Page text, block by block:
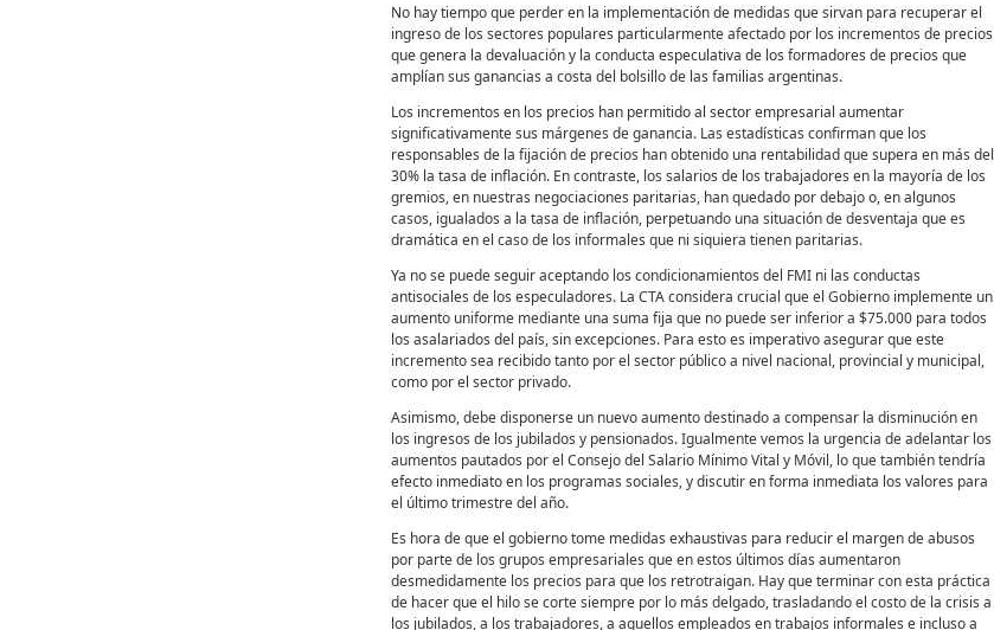
No hay tiempo que perder en la implementación de medidas que sirvan para recuperar el
ingreso de los sectores populares particularmente afectado por los incrementos de precios
que genera la devaluación y la conducta especulativa de los formadores de precios que
amplían sus ganancias a costa del bolsillo de las familias argentinas.
Los incrementos en los precios han permitido al sector empresarial aumentar
significativamente sus márgenes de ganancia. Las estadísticas confirman que los
responsables de la fijación de precios han obtenido una rentabilidad que supera en más del
30% la tasa de inflación. En contraste, los salarios de los trabajadores en la mayoría de los
gremios, en nuestras negociaciones paritarias, han quedado por debajo o, en algunos
casos, igualados a la tasa de inflación, perpetuando una situación de desventaja que es
dramática en el caso de los informales que ni siquiera tienen paritarias.
Ya no se puede seguir aceptando los condicionamientos del FMI ni las conductas
antisociales de los especuladores. La CTA considera crucial que el Gobierno implemente un
aumento uniforme mediante una suma fija que no puede ser inferior a $75.000 para todos
los asalariados del país, sin excepciones. Para esto es imperativo asegurar que este
incremento sea recibido tanto por el sector público a nivel nacional, provincial y municipal,
como por el sector privado.
Asimismo, debe disponerse un nuevo aumento destinado a compensar la disminución en
los ingresos de los jubilados y pensionados. Igualmente vemos la urgencia de adelantar los
aumentos pautados por el Consejo del Salario Mínimo Vital y Móvil, lo que también tendría
efecto inmediato en los programas sociales, y discutir en forma inmediata los valores para
el último trimestre del año.
Es hora de que el gobierno tome medidas exhaustivas para reducir el margen de abusos
por parte de los grupos empresariales que en estos últimos días aumentaron
desmedidamente los precios para que los retrotraigan. Hay que terminar con esta práctica
de hacer que el hilo se corte siempre por lo más delgado, trasladando el costo de la crisis a
los jubilados, a los trabajadores, a aquellos empleados en trabajos informales e incluso a